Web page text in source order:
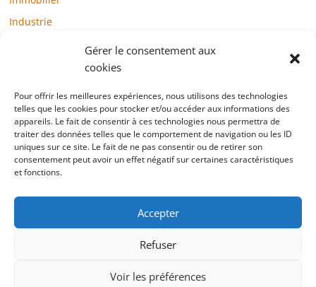
Gérer le consentement aux
cookies
Pour offrir les meilleures expériences, nous utilisons des technologies
telles que les cookies pour stocker et/ou accéder aux informations des
appareils. Le fait de consentir à ces technologies nous permettra de
traiter des données telles que le comportement de navigation ou les ID
uniques sur ce site. Le fait de ne pas consentir ou de retirer son
consentement peut avoir un effet négatif sur certaines caractéristiques
et fonctions.
Accepter
Refuser
Voir les préférences
Industrie
Mode / Beauté / Bien-être
Santé
Société
Sports
Technologie / Internet
Mentions légales